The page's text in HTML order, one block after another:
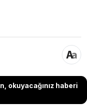
okuyacağınız haberi